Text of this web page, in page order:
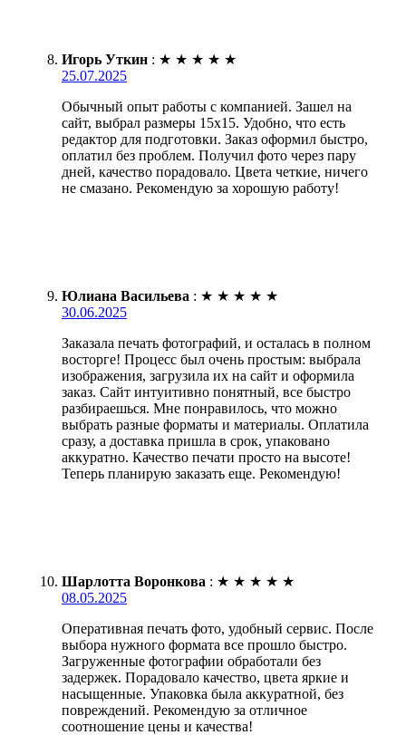
Игорь Уткин : ★ ★ ★ ★ ★
25.07.2025
Обычный опыт работы с компанией. Зашел на
сайт, выбрал размеры 15х15. Удобно, что есть
редактор для подготовки. Заказ оформил быстро,
оплатил без проблем. Получил фото через пару
дней, качество порадовало. Цвета четкие, ничего
не смазано. Рекомендую за хорошую работу!
Юлиана Васильева : ★ ★ ★ ★ ★
30.06.2025
Заказала печать фотографий, и осталась в полном
восторге! Процесс был очень простым: выбрала
изображения, загрузила их на сайт и оформила
заказ. Сайт интуитивно понятный, все быстро
разбираешься. Мне понравилось, что можно
выбрать разные форматы и материалы. Оплатила
сразу, а доставка пришла в срок, упаковано
аккуратно. Качество печати просто на высоте!
Теперь планирую заказать еще. Рекомендую!
Шарлотта Воронкова : ★ ★ ★ ★ ★
08.05.2025
Оперативная печать фото, удобный сервис. После
выбора нужного формата все прошло быстро.
Загруженные фотографии обработали без
задержек. Порадовало качество, цвета яркие и
насыщенные. Упаковка была аккуратной, без
повреждений. Рекомендую за отличное
соотношение цены и качества!